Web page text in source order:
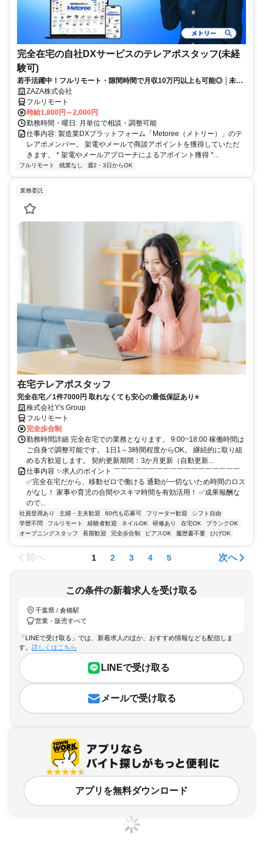
完全在宅の自社DXサービスのテレアポスタッフ(未経
験可)
若手活躍中！フルリモート・隙間時間で月収10万円以上も可能◎ │未経
験からインサイドセールスに挑戦
ZAZA株式会社
フルリモート
時給1,800円～2,000円
勤務時間・曜日: 月単位で相談・調整可能
仕事内容: 製造業DXプラットフォーム「Metoree（メトリー）」のテ
レアポメンバー。 架電やメールで商談アポイントを獲得していただ
きます。 * 架電やメールアプローチによるアポイント獲得 *...
フルリモート 残業なし 週2・3日からOK
業務委託
在宅テレアポスタッフ
完全在宅／1件7000円 取れなくても安心の最低保証あり⭐
株式会社Y's Group
フルリモート
完全歩合制
勤務時間詳細 完全在宅での業務となります。 9:00~18:00 稼働時間は
ご自身で調整可能です。 1日1～3時間程度からOK。 継続的に取り組
める方歓迎します。 契約更新期間：3か月更新（自動更新...
仕事内容 ✨求人のポイント ￣￣￣￣￣￣￣￣￣￣￣￣￣￣￣￣￣￣
✅完全在宅だから、移動ゼロで働ける 通勤が一切ないため時間のロス
がなし！ 家事や育児の合間やスキマ時間を有効活用！ ✅成果報酬な
ので...
社員登用あり 主婦・主夫歓迎 60代も応募可 フリーター歓迎
シフト自由
学歴不問
フルリモート 経験者歓迎 ネイルOK 研修あり 在宅OK
ブランクOK
オープニングスタッフ
長期歓迎 完全歩合制 ピアスOK 履歴書不要 ひげOK
前へ 1 2 3 4 5 次へ
この条件の新着求人を受け取る
千葉県 / 倉橋駅
営業・販売すべて
「LINEで受け取る」では、新着求人のほか、おすすめ情報なども配信しま
す。 詳しくはこちら
LINEで受け取る
メールで受け取る
アプリを無料ダウンロード